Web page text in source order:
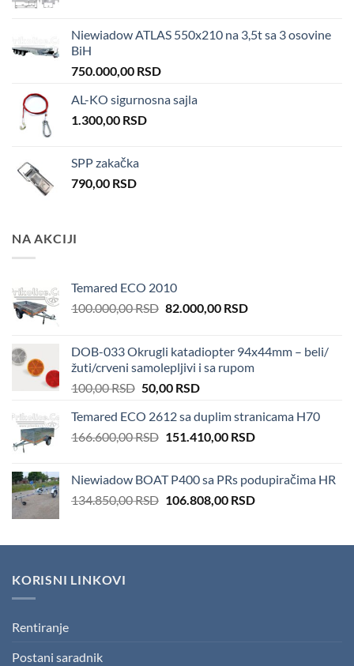
Niewiadow ATLAS 550x210 na 3,5t sa 3 osovine
BiH
750.000,00 RSD
AL-KO sigurnosna sajla
1.300,00 RSD
SPP zakačka
790,00 RSD
NA AKCIJI
Temared ECO 2010
100.000,00RSD Original
100.000,00 RSD.
82.000,00 RSDCurrent
82.000,00 RSD.
DOB-033 Okrugli katadiopter 94x44mm – beli/
žuti/crveni samolepljivi i sa rupom
100,00RSD Original
was:
100,00 RSD.
50,00 RSDCurrent
is:
50,00 RSD.
Temared ECO 2612 sa duplim stranicama H70
166.600,00RSD Original
166.600,00 RSD.
151.410,00 RSDCurrent
151.410,00 RSD.
Niewiadow BOAT P400 sa PRs podupiračima HR
134.850,00RSD Original
134.850,00 RSD.
106.808,00 RSDCurrent
106.808,00 RSD.
KORISNI LINKOVI
Rentiranje
Postani saradnik